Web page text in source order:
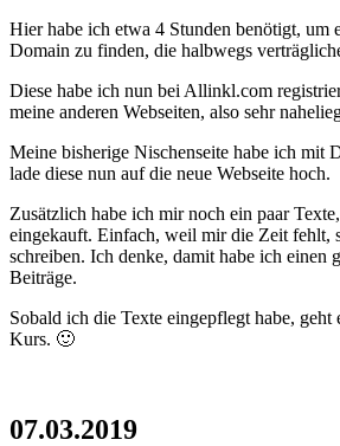
Hier habe ich etwa 4 Stunden benötigt, um
Domain zu finden, die halbwegs
Diese habe ich nun bei Allinkl.com
meine anderen Webseiten, also sehr
Meine bisherige Nischenseite habe ich mit
lade diese nun auf die neue Webseite hoch.
Zusätzlich habe ich mir noch ein paar
eingekauft. Einfach, weil mir die Zeit fehlt,
schreiben. Ich denke, damit habe ich einen
Beiträge.
Sobald ich die Texte eingepflegt habe, geht
Kurs. 🙂
07.03.2019